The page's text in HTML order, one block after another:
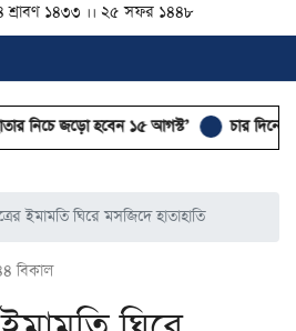
শ্রাবণ ১৪৩৩ ।। ২৫ সফর ১৪৪৮
জড়ো হবেন ১৫ আগস্ট’ চার দিনের সফর
ইমামতি ঘিরে মসজিদে হাতাহাতি
বিকাল